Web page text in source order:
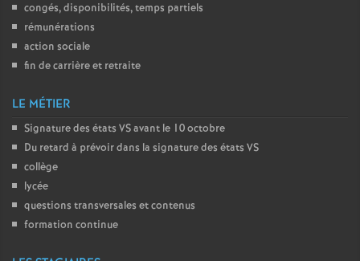
congés, disponibilités, temps partiels
rémunérations
action sociale
fin de carrière et retraite
LE MÉTIER
Signature des états VSavant le 10 octobre
Du retard à prévoir dans la signature des états VS
collège
lycée
questions transversales et contenus
formation continue